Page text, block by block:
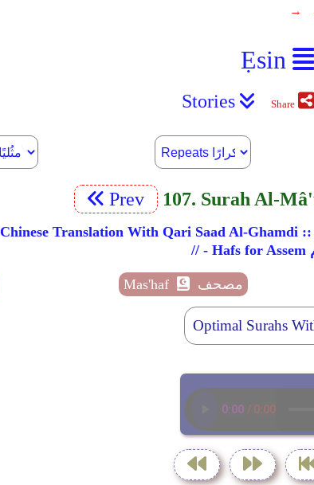
Ẹsin
→
Stories Share
Prev
Chinese Translation With Qari Saad Al-Ghamdi
Mas'haf مصحف